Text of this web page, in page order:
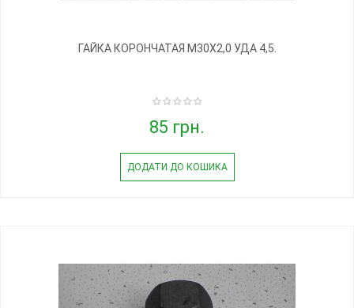
ГАЙКА КОРОНЧАТАЯ М30Х2,0 УДА 4,5.
85 грн.
ДОДАТИ ДО КОШИКА